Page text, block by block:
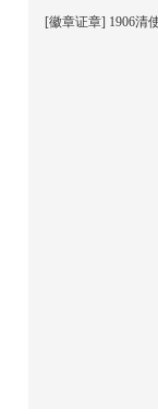
[徽章证章] 1906清